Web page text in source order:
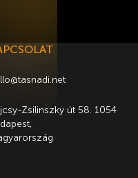
Zsilinszky út 58. 1054